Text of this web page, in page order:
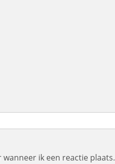
ik een reactie plaats.